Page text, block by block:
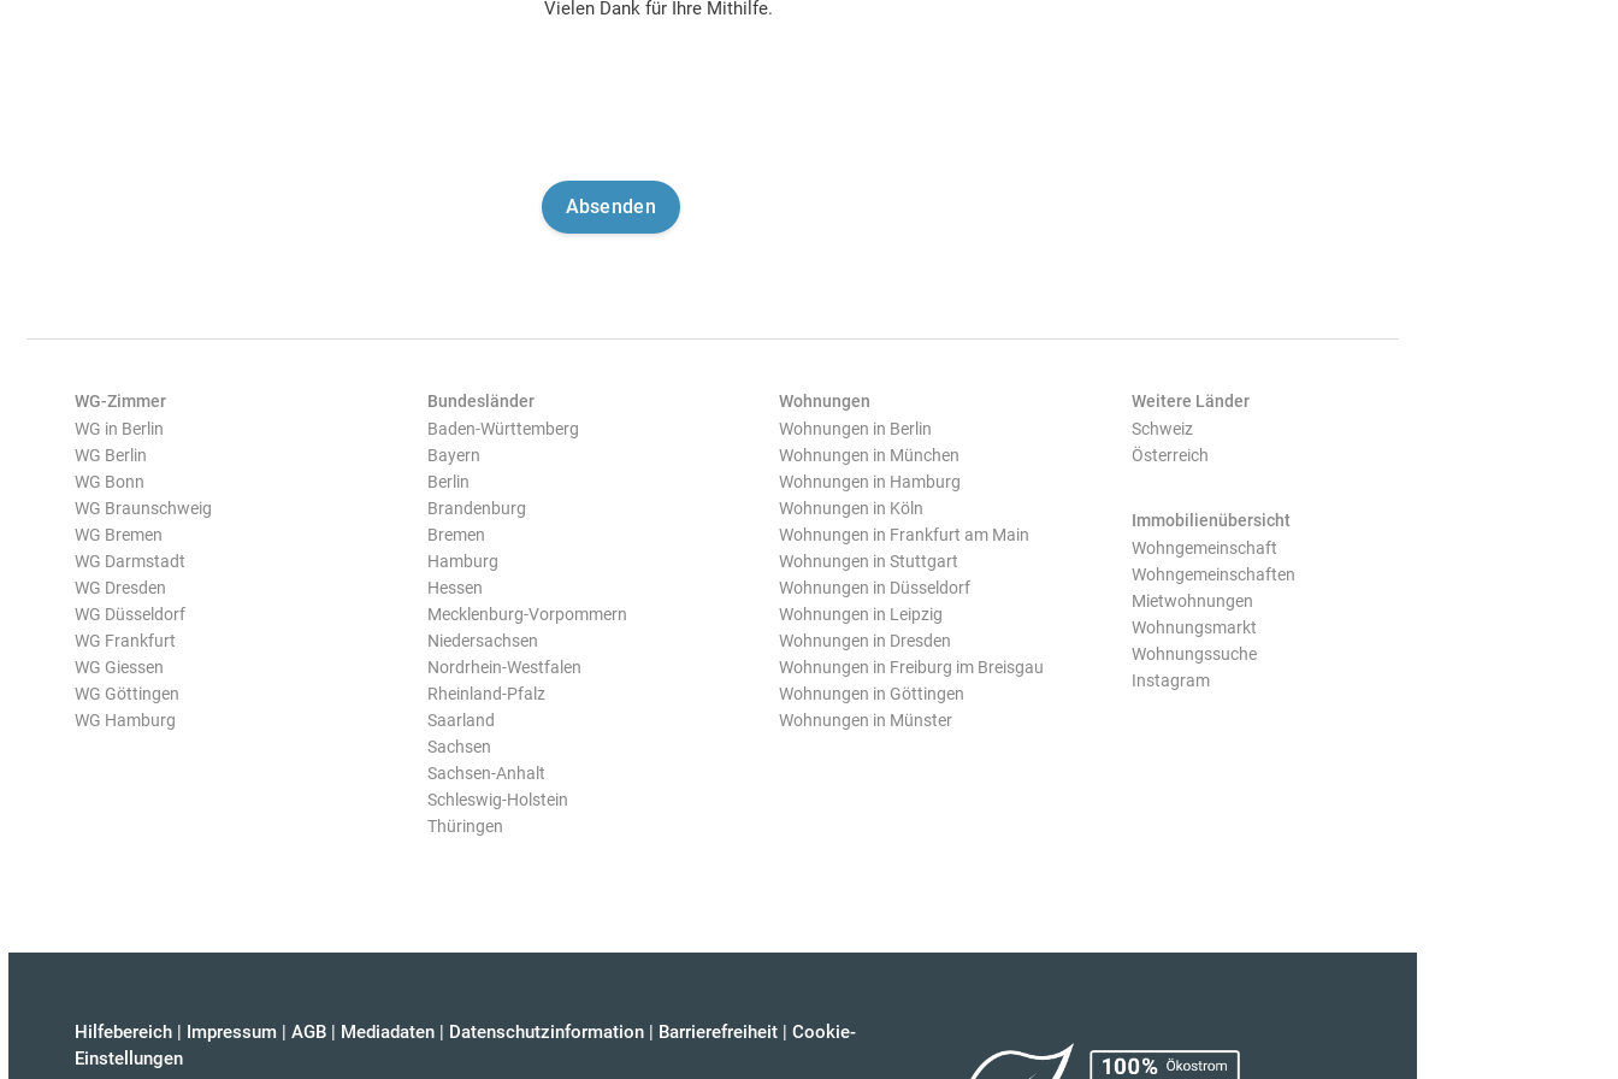
Vielen Dank für Ihre Mithilfe.
WG-Zimmer
WG in Berlin
WG Berlin
WG Bonn
WG Braunschweig
WG Bremen
WG Darmstadt
WG Dresden
WG Düsseldorf
WG Frankfurt
WG Giessen
WG Göttingen
WG Hamburg
Bundesländer
Baden-Württemberg
Bayern
Berlin
Brandenburg
Bremen
Hamburg
Hessen
Mecklenburg-Vorpommern
Niedersachsen
Nordrhein-Westfalen
Rheinland-Pfalz
Saarland
Sachsen
Sachsen-Anhalt
Schleswig-Holstein
Thüringen
Wohnungen
Wohnungen in Berlin
Wohnungen in München
Wohnungen in Hamburg
Wohnungen in Köln
Wohnungen in Frankfurt am Main
Wohnungen in Stuttgart
Wohnungen in Düsseldorf
Wohnungen in Leipzig
Wohnungen in Dresden
Wohnungen in Freiburg im Breisgau
Wohnungen in Göttingen
Wohnungen in Münster
Weitere Länder
Schweiz
Österreich
Immobilienübersicht
Wohngemeinschaft
Wohngemeinschaften
Mietwohnungen
Wohnungsmarkt
Wohnungssuche
Instagram
Hilfebereich | Impressum | AGB | Mediadaten | Datenschutzinformation | Barrierefreiheit | Cookie-
Einstellungen